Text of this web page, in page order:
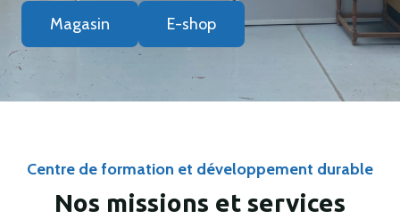
Magasin E-shop
Centre de formation et développement durable
Nos missions et services